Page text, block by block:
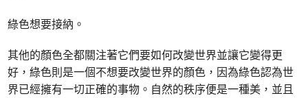
綠色想要接納。
其他的顏色全都關注著它們要如何改變世界並讓它變得更
好，綠色則是一個不想要改變世界的顏色，因為綠色認為世
界已經擁有一切正確的事物。自然的秩序便是一種美，並且